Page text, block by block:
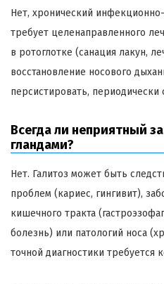
Нет, хронический
требует целенаправленного
в ротоглотке (санация лакун,
восстановление носового
персистировать, периодически
Всегда ли неприятный
гландами?
Нет. Галитоз может быть
проблем (кариес, гингивит),
кишечного тракта
болезнь) или патологий носа
точной диагностики требуется